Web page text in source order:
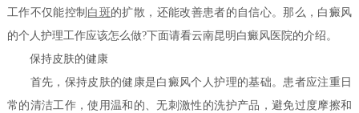
工作不仅能控制 白斑的扩散，还能改善患者的自信心。那么，白癜风
的个人护理工作应该怎么做?下面请看云南昆明白癜风医院的介绍。
保持皮肤的健康
首先，保持皮肤的健康是白癜风个人护理的基础。患者应注重日
常的清洁工作，使用温和的、无刺激性的洗护产品，避免过度摩擦和